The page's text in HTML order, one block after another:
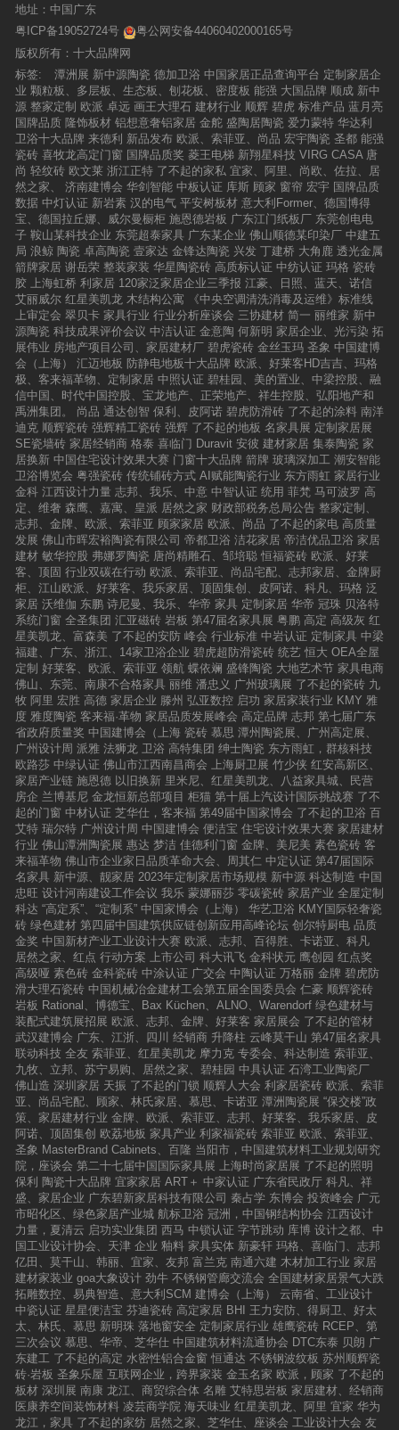
端生态链构建，引领高端人居新赛道红星美凯龙
作为国内知名的家居连锁企业，一直致力于为消
一目标，红星美凯龙积极与进口品牌展开合作，
展店联动的形式，使红星美凯龙成为主流国际品
牌争相进驻的优质渠道，红星美凯龙在为越来越
多的优秀国际品牌形成品牌赋能，构建高端品牌
生态链。“岩遇·意境”，戈壁上最壮丽的一幅画沙
画艺术以其独特的魅力和表现形式，吸引了越来
越多的关注。它使用天然彩砂作为创作媒介，结
合绘画技巧、音乐与光效，呈现出一种全方位的
视听享受。沙画艺术不仅具有东方的神韵，还展
现出现代的风采，给人们带来梦幻般的感觉和前
所未有的视觉享受。当沙画艺术遇到岩板，这场
相遇注定不平凡，艺术家在岩板上绘制沙画，利
用岩板的特殊质感和纹理，使沙画作品更加生动
逼真，将沙画艺术的精髓融入到意大利施恩德岩
板的自然之美中。于戈壁之中，遇见绝美意境。
沙画艺术与岩板的结合体现了更广泛的人居生活
与艺术跨界的可能，为参与者带来了更多元化、
更具创新性的艺术享受。在施恩德的“岩遇·意
境”文化交流中，我们看到了岩板与意境的完美融
合。意大利施恩德以岩板为载体，通过精湛的技
艺和独特的创意，将自然之美、人文之韵、艺术
之魂融入其中，打造出了一系列令人惊艳的产
品。这些产品不仅具有极高的产品价值，更蕴含
了深刻的文化内涵和人文精神。东西方文化的交
融与传承主办方带领一众设计师走进敦煌莫高
窟、莫高学堂等地，通过深入学习和体验，激发
设计师们的创意灵感，提升他们的设计水平。通
过对莫高窟的深入研学，设计师和嘉宾们深刻感
受到千年文化与自然的共存与对话，正如意大利
施恩德岩板在设计过程中，注重将自然元素融入
其中。其设计理念源于自然，汲取自然之美，将
大自然的精髓巧妙地融入到产品之中。在艺术共
创游学过程中，设计师们参观莫高窟等文化遗产
地，亲身感受敦煌文化的深厚内涵和艺术魅力。
深入了解敦煌莫高窟的历史背景、文化内涵和艺
术特色，学习古代艺术家们的创作技巧和表现手
法。同时，与当地的艺术家、文化学者进行交流
互动，共同探讨敦煌文化的传承与创新。意大利
施恩德岩板2024高端设计师艺术共创之旅，直面
自然与艺术文化。正如品牌始终坚持的从大自然
中汲取元素，从艺术中获取设计美学灵感一样，
施恩德将自然的色彩运用到岩板之中，使得岩板
的色彩更加丰富多彩，同时也更具自然韵味；同
时它更是一种艺术品，纹理清晰、色泽自然，能
够与各种家居风格完美融合。使设计师们可以通
过巧妙运用岩板，创造出富有艺术感和个性化的
家居环境。“岩遇·意境”高端设计师艺术共创活动
是一场跨越界限、融合创新的盛事，凸显了跨界
与融合的重要性。这种跨界的交流与对话，不仅
有助于推动各自领域的进步与发展，更能激发新
的创意和灵感，为意大利施恩德岩板品牌创新注
入新的活力。
恰符合了不少家装设计师的口味，换句话来说，
90+轻潮现代砖是设计们喜爱的陶瓷品牌。据国
内某知名设计师表示，90+这个瓷砖品牌自身便
散发出独特魅力，皆因自90+正式成立后，其强
势推出的“将国际高品质的设计理念不断引入中
国”的经营理念，与企业使命和愿景相结合，在其
深厚文化底蕴的影响下，不仅展现了企业历来的
风貌，更彰显出90+轻潮现代砖精益求精的工艺
技术以及敢于超越的时代精神，这正是90+轻潮
现代砖的核心价值。结语：对于设计师来说，90
+轻潮现代砖这种潜在的、对产品有着无穷的创
意的瓷砖品牌是另一种不容忽视的力量，同时也
是致命的吸引力；另外，90+轻潮现代砖致力打
造高品质的瓷砖产品，并始终如一地秉承“让设计
改变生活”的设计概念，倡导高品位的家居生活，
不仅赢得了业界的广泛赞誉，且成为消费者最值
得信赖的陶瓷品牌，以及设计喜爱品牌
干劲十足，为决胜终端打下夯实基础。
地址：中国广东
粤ICP备19052724号
粤公网安备44060402000165号
版权所有：十大品牌网
标签:
潭洲展 新中源陶瓷 德加卫浴 中国家居正品查询平台 定制家居企
业 颗粒板、多层板、生态板、刨花板、密度板 能强 大国品牌 顺成 新中
源 整家定制 欧派 卓远 画王大理石 建材行业 顺辉 碧虎 标准产品 蓝月亮
国牌品质 隆饰板材 铝想意奢铝家居 金舵 盛陶居陶瓷 爱力蒙特 华达利
卫浴十大品牌 来德利 新品发布 欧派、索菲亚、尚品 宏宇陶瓷 圣都 能强
瓷砖 喜牧龙高定门窗 国牌品质奖 菱王电梯 新翔星科技 VIRG CASA 唐
尚 轻纹砖 欧文莱 浙江正特 了不起的家私 宜家、阿里、尚欧、佐拉、居
然之家、
济南建博会 华剑智能 中板认证 库斯 顾家 窗帘 宏宇 国牌品质
数据 中灯认证 新岩素 汉的电气 平安树板材 意大利Former、德国博得
宝、德国拉丘娜、威尔曼橱柜 施恩德岩板 广东江门纸板厂 东莞创电电
子 鞍山某科技企业 东莞超泰家具 广东某企业 佛山顺德某印染厂 中建五
局 浪鲸 陶瓷 卓高陶瓷 壹家达 金锋达陶瓷 兴发 丁建桥 大角鹿 透光金属
箭牌家居 谢岳荣 整装家装 华星陶瓷砖 高质标认证 中纺认证 玛格 瓷砖
胶 上海虹桥 利家居 120家泛家居企业三季报 江豪、日照、蓝天、诺信
艾丽威尔 红星美凯龙 木结构公寓
《中央空调清洗消毒及运维》标准线
上审定会 翠贝卡 家具行业 行业分析座谈会 三协建材 简一 丽维家 新中
源陶瓷 科技成果评价会议 中洁认证 金意陶 何新明 家居企业、光污染 拓
展伟业 房地产项目公司、家居建材厂 碧虎瓷砖 金丝玉玛 圣象 中国建博
会（上海）
汇迈地板 防静电地板十大品牌 欧派、好莱客HD吉吉、玛格
极、客来福革物、定制家居 中照认证 碧桂园、美的置业、中梁控股、融
信中国、时代中国控股、宝龙地产、正荣地产、祥生控股、弘阳地产和
禹洲集团。
尚品 通达创智 保利、皮阿诺 碧虎防滑砖 了不起的涂料 南洋
迪克 顺辉瓷砖 强辉精工瓷砖 强辉 了不起的地板 名家具展 定制家居展
SE瓷墙砖 家居经销商 格泰 喜临门 Duravit 安彼 建材家居 集泰陶瓷 家
居换新 中国住宅设计效果大赛 门窗十大品牌 箭牌 玻璃深加工 潮安智能
卫浴博览会 粤强瓷砖 传统铺砖方式 AI赋能陶瓷行业 东方雨虹 家居行业
金科 江西设计力量 志邦、我乐、中意 中智认证 统用 菲梵 马可波罗 高
定、维奢 森鹰、嘉寓、皇派 居然之家 财政部税务总局公告 整家定制、
志邦、金牌、欧派、索菲亚 顾家家居 欧派、尚品 了不起的家电 高质量
发展 佛山市晖宏裕陶瓷有限公司 帝都卫浴 洁花家居 帝洁优品卫浴 家居
建材 敏华控股 弗娜罗陶瓷 唐尚精雕石、邹培聪 恒福瓷砖 欧派、好莱
客、顶固 行业双碳在行动 欧派、索菲亚、尚品宅配、志邦家居、金牌厨
柜、江山欧派、好莱客、我乐家居、顶固集创、皮阿诺、科凡、玛格 泛
家居 沃维伽 东鹏 诗尼曼、我乐、华帝 家具 定制家居 华帝 冠珠 贝洛特
系统门窗 全圣集团 汇亚磁砖 岩板 第47届名家具展 粤鹏 高定 高级灰 红
星美凯龙、富森美 了不起的安防 峰会 行业标准 中岩认证 定制家具 中梁
福建、广东、浙江、14家卫浴企业 碧虎超防滑瓷砖 统艺 恒大 OEA全屋
定制 好莱客、欧派、索菲亚 领航 蝶依斓 盛锋陶瓷 大地艺术节 家具电商
佛山、东莞、南康不合格家具 丽维 潘忠义 广州玻璃展 了不起的瓷砖 九
牧 阿里 宏胜 高德 家居企业 滕州 弘亚数控 启功 家居家装行业 KMY 雅
度 雅度陶瓷 客来福·革物 家居品质发展峰会 高定品牌 志邦 第七届广东
省政府质量奖 中国建博会（上海 瓷砖 慕思 潭州陶瓷展、广州高定展、
广州设计周 派雅 法狮龙 卫浴 高特集团 绅士陶瓷 东方雨虹，群核科技
欧路莎 中绿认证 佛山市江西南昌商会 上海厨卫展 竹少侠 红安高新区、
家居产业链 施恩德 以旧换新 里米尼、红星美凯龙、八益家具城、民营
房企 兰博基尼 金龙恒新总部项目 柜猫 第十届上汽设计国际挑战赛 了不
起的门窗 中材认证 芝华仕，客来福 第49届中国家博会 了不起的卫浴 百
艾特 瑞尔特 广州设计周 中国建博会 便洁宝 住宅设计效果大赛 家居建材
行业 佛山潭洲陶瓷展 惠达 梦洁 佳德利门窗 金牌、美尼美 素色瓷砖 客
来福革物 佛山市企业家日品质革命大会、周其仁 中定认证 第47届国际
名家具 新中源、靓家居 2023年定制家居市场规模 新中源 科达制造 中国
忠旺 设计河南建设工作会议 我乐 蒙娜丽莎 零碳瓷砖 家居产业 全屋定制
科达 “高定系”、“定制系” 中国家博会（上海） 华艺卫浴 KMY国际轻奢瓷
砖 绿色建材 第四届中国建筑供应链创新应用高峰论坛 创尔特厨电 品质
金奖 中国新材产业工业设计大赛 欧派、志邦、百得胜、卡诺亚、科凡
居然之家、红点 行动方案 上市公司 科大讯飞 金科状元 鹰创园 红点奖
高级哑 素色砖 金科瓷砖 中涂认证 广交会 中陶认证 万格丽 金牌 碧虎防
滑大理石瓷砖 中国机械冶金建材工会第五届全国委员会 仁豪 顺辉瓷砖
岩板 Rational、博德宝、Bax Küchen、ALNO、Warendorf 绿色建材与
装配式建筑展招展 欧派、志邦、金牌、好莱客 家居展会 了不起的管材
武汉建博会 广东、江浙、四川 经销商 升降柱 云峰莫干山 第47届名家具
联动科技 全友 索菲亚、红星美凯龙 摩力克 专委会、科达制造 索菲亚、
九牧、立邦、苏宁易购、居然之家、碧桂园 中具认证 石湾工业陶瓷厂
佛山造 深圳家居 天振 了不起的门锁 顺辉人大会 利家居瓷砖 欧派、索菲
亚、尚品宅配、顾家、林氏家居、慕思、卡诺亚 潭洲陶瓷展 “保交楼”政
策、家居建材行业 金牌、欧派、索菲亚、志邦、好莱客、我乐家居、皮
阿诺、顶固集创 欧荔地板 家具产业 利家福瓷砖 索菲亚 欧派、索菲亚、
圣象 MasterBrand Cabinets、百隆 当阳市，中国建筑材料工业规划研究
院，座谈会 第二十七届中国国际家具展 上海时尚家居展 了不起的照明
保利 陶瓷十大品牌 宜家家居 ART＋ 中家认证 广东省民政厅 科凡、祥
盛、家居企业 广东碧新家居科技有限公司 秦占学 东博会 投资峰会 广元
市昭化区、绿色家居产业城 航标卫浴 冠洲，中国钢结构协会 江西设计
力量，夏清云 启功实业集团 西马 中锁认证 字节跳动 库博 设计之都、中
国工业设计协会、天津 企业 釉料 家具实体 新豪轩 玛格、喜临门、志邦
亿田、莫干山、韩丽、宜家、友邦 富兰克 南通六建 木材加工行业 家居
建材家装业 goa大象设计 劲牛 不锈钢管廊交流会 全国建材家居景气大跌
拓雕数控、易典智造、意大利SCM 建博会（上海）
云南省、工业设计
中瓷认证 星星便洁宝 芬迪瓷砖 高定家居 BHI
王力安防、得厨卫、好太
太、林氏、慕思 新明珠 落地窗安全 定制家居行业 雄鹰瓷砖 RCEP、第
三次会议 慕思、华帝、芝华仕 中国建筑材料流通协会 DTC东泰 贝朗 广
东建工 了不起的高定 水密性铝合金窗 恒通达 不锈钢波纹板 苏州顺辉瓷
砖·岩板 圣象乐屋 互联网企业，跨界家装 金玉名家 欧派，顾家 了不起的
板材 深圳展 南康 龙江、商贸综合体 名雕 艾特思岩板 家居建材、经销商
医康养空间装饰材料 凌芸商学院 海天味业 红星美凯龙、阿里 宜家 华为
龙江，家具 了不起的家纺 居然之家、芝华仕、座谈会 工业设计大会 友